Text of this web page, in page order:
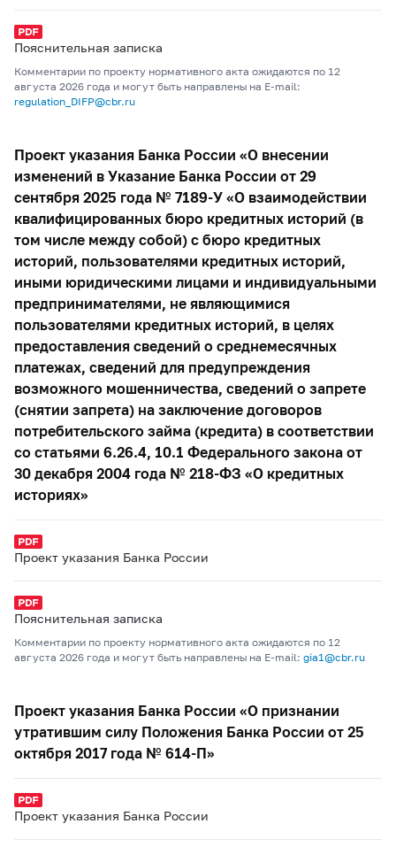
Пояснительная записка
Комментарии по проекту нормативного акта ожидаются по 12
августа 2026 года и могут быть направлены на E-mail:
regulation_DIFP@cbr.ru
Проект указания Банка России «О внесении
изменений в Указание Банка России от 29
сентября 2025 года № 7189-У «О взаимодействии
квалифицированных бюро кредитных историй (в
том числе между собой) с бюро кредитных
историй, пользователями кредитных историй,
иными юридическими лицами и индивидуальными
предпринимателями, не являющимися
пользователями кредитных историй, в целях
предоставления сведений о среднемесячных
платежах, сведений для предупреждения
возможного мошенничества, сведений о запрете
(снятии запрета) на заключение договоров
потребительского займа (кредита) в соответствии
со статьями 6.2‒6.4, 10.1 Федерального закона от
30 декабря 2004 года № 218-ФЗ «О кредитных
историях»
Проект указания Банка России
Пояснительная записка
Комментарии по проекту нормативного акта ожидаются по 12
августа 2026 года и могут быть направлены на E-mail: gia1@cbr.ru
Проект указания Банка России «О признании
утратившим силу Положения Банка России от 25
октября 2017 года № 614-П»
Проект указания Банка России